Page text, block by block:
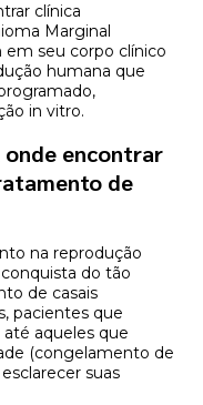
clínica
Marginal
em seu corpo clínico
humana que
in vitro.
onde encontrar
de
na reprodução
do tão
de casais
pacientes que
aqueles que
(congelamento de
suas